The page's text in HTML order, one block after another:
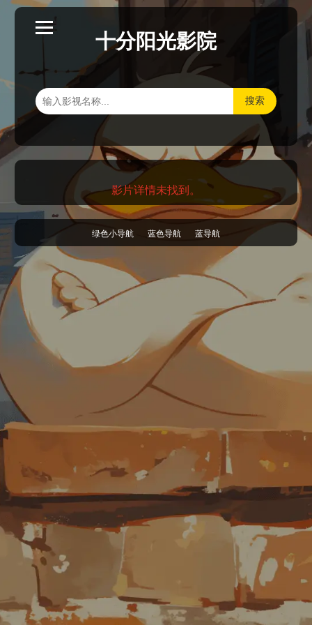
十分阳光影院
搜索
影片详情未找到。
绿色小导航 蓝色导航 蓝导航